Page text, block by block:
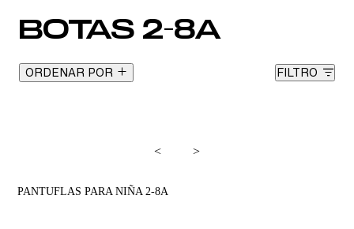
BOTAS 2-8A
ORDENAR POR FILTRO
< >
PANTUFLAS PARA NIÑA 2-8A